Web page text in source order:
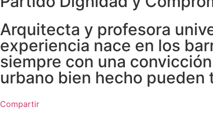
Arquitecta y profesora
experiencia nace en los
siempre con una
urbano bien hecho pueden
Compartir